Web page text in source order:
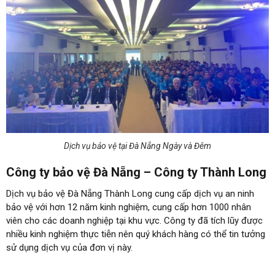
Dịch vụ bảo vệ tại Đà Nẵng Ngày và Đêm
Công ty bảo vệ Đà Nẵng – Công ty Thành Long
Dịch vụ bảo vệ Đà Nẵng Thành Long cung cấp dịch vụ an ninh
bảo vệ với hơn 12 năm kinh nghiệm, cung cấp hơn 1000 nhân
viên cho các doanh nghiệp tại khu vực. Công ty đã tích lũy được
nhiều kinh nghiệm thực tiễn nên quý khách hàng có thể tin tưởng
sử dụng dịch vụ của đơn vị này.